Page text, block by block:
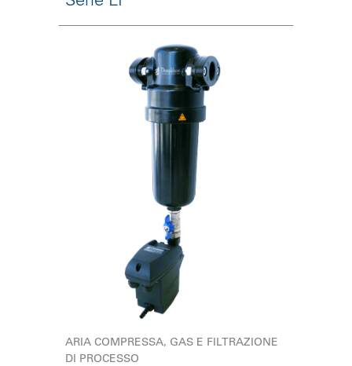
ARIA COMPRESSA, GAS E FILTRAZIONE
DI PROCESSO